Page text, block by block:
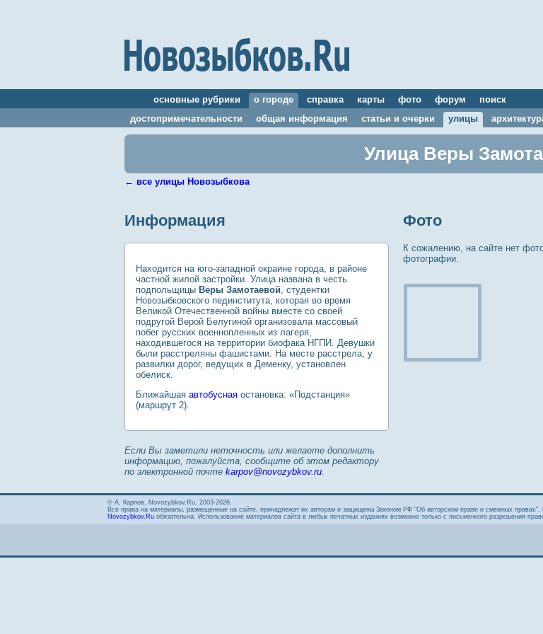
основные рубрики о городе справка карты фото форум
поиск
достопримечательности
общая информация статьи и очерки улицы
Улица Веры
← все улицы Новозыбкова
Информация
Находится на юго-западной окраине города, в районе
частной жилой застройки. Улица названа в честь
подпольщицы Веры Замотаевой, студентки
Новозыбковского пединститута, которая во время
Великой Отечественной войны вместе со своей
подругой Верой Белугиной организовала массовый
побег русских военнопленных из лагеря,
находившегося на территории биофака НГПИ. Девушки
были расстреляны фашистами. На месте расстрела, у
развилки дорог, ведущих в Деменку, установлен
обелиск.
Ближайшая автобусная остановка: «Подстанция»
(маршрут 2).
Если Вы заметили неточность или желаете дополнить
информацию, пожалуйста, сообщите об этом редактору
по электронной почте karpov@novozybkov.ru.
Фото
К сожалению, на сайте нет
фотографии.
© А. Карпов. Novozybkov.Ru. 2003-2026.
Все права на материалы, размещенные на сайте, принадлежат их авторам и защищены Законом РФ "Об авторском праве и смежных правах".
Novozybkov.Ru обязательна. Использование материалов сайта в любых печатных изданиях возможно только с письменного разрешения